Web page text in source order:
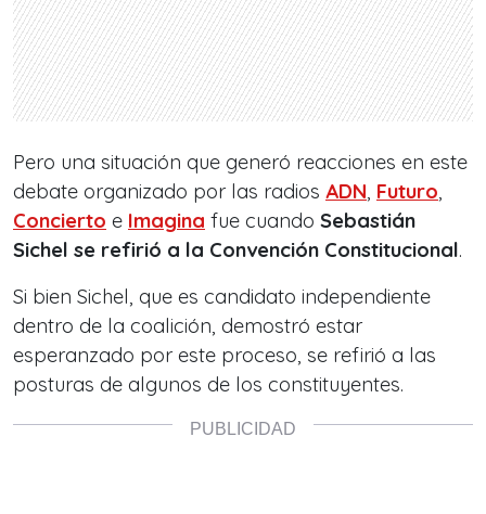
Pero una situación que generó reacciones en este
debate organizado por las radios ADN, Futuro,
Concierto e Imagina fue cuando Sebastián
Sichel se refirió a la Convención Constitucional.
Si bien Sichel, que es candidato independiente
dentro de la coalición, demostró estar
esperanzado por este proceso, se refirió a las
posturas de algunos de los constituyentes.